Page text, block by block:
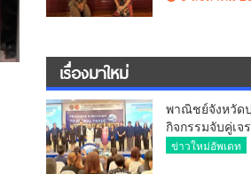
ดีพอ ให้เกียรติเ
เรื่องมาใหม่
พาณิชย์จังหวัด
กิจกรรมจับคู่เ
ศักยภาพ ผู้ประ
ข่าวใหม่อัพเดท